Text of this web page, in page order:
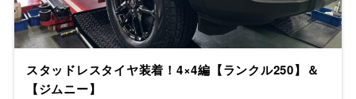
スタッドレスタイヤ装着！4×4編【ランクル250】＆
【ジムニー】